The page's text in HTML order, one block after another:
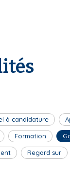
à candidature
Formation
Regard sur